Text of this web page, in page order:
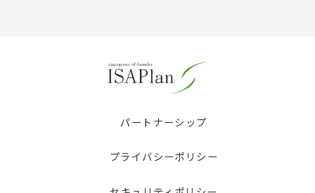
パートナーシップ
プライバシーポリシー